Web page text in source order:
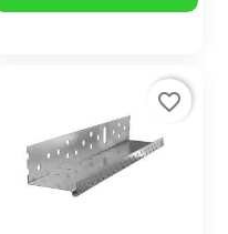
favorite_border